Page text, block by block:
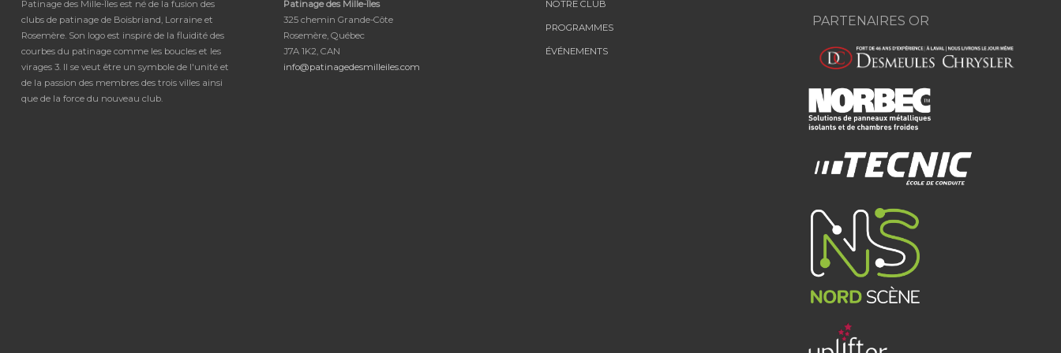
Patinage des Mille-Îles est né de la fusion des
clubs de patinage de Boisbriand, Lorraine et
Rosemère. Son logo est inspiré de la fluidité des
courbes du patinage comme les boucles et les
virages 3. Il se veut être un symbole de l'unité et
de la passion des membres des trois villes ainsi
que de la force du nouveau club.
Patinage des Mille-Îles
325 chemin Grande-Côte
Rosemère, Québec
J7A 1K2, CAN
info@patinagedesmilleiles.com
NOTRE CLUB
PROGRAMMES
ÉVÉNEMENTS
PARTENAIRES OR